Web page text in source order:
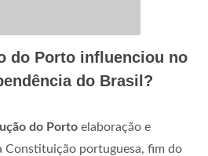
do Porto influenciou no
do Brasil?
do Porto elaboração e
Constituição portuguesa, fim do